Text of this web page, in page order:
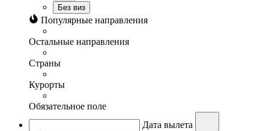
Без виз
Популярные направления
Остальные направления
Страны
Курорты
Обязательное поле
Дата вылета